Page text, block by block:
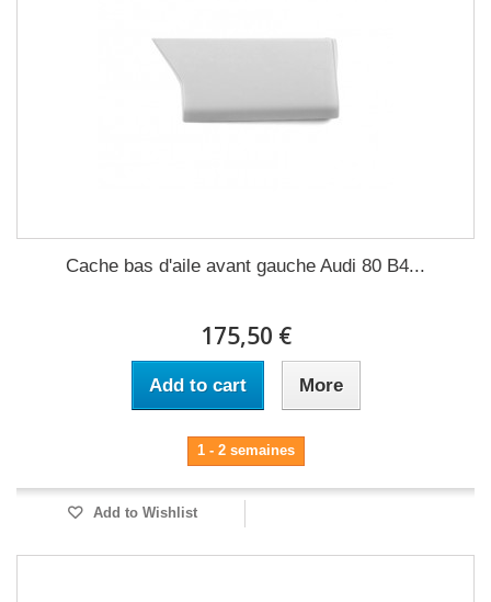
Cache bas d'aile avant gauche Audi 80 B4...
175,50 €
Add to cart More
1 - 2 semaines
Add to Wishlist